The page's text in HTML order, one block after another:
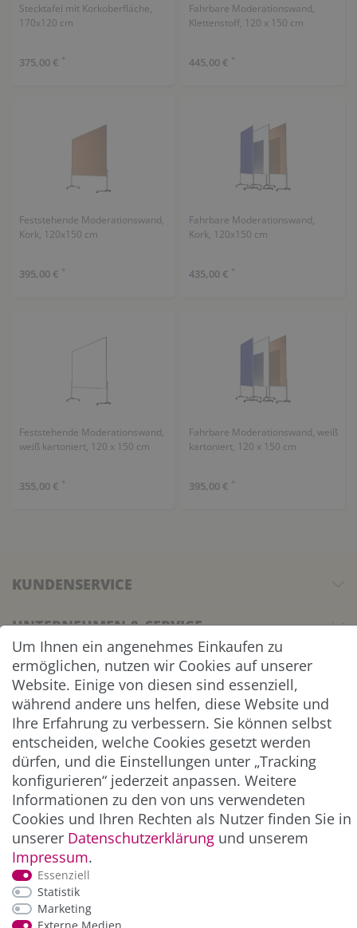
Stecktafel mit Korkoberfläche,
170x120 cm
375,00 € *
Fahrbare Moderationswand,
Klettenstoff, 120 x 150 cm
445,00 € *
Feststehende Moderationswand,
Kork, 120x150 cm
395,00 € *
Fahrbare Moderationswand,
Kork, 120x150 cm
435,00 € *
Feststehende Moderationswand,
weiß kartoniert, 120 x 150 cm
355,00 € *
Fahrbare Moderationswand, weiß
kartoniert, 120 x 150 cm
395,00 € *
KUNDENSERVICE
UNTERNEHMEN & SERVICE
INFORMATION
NEWSLETTER
ZAHLUNG & VERSAND
*Alle Preise inkl. der gesetzl. MwSt. zzgl.
Um Ihnen ein angenehmes Einkaufen zu
ermöglichen, nutzen wir Cookies auf unserer
Website. Einige von diesen sind essenziell,
während andere uns helfen, diese Website und
Ihre Erfahrung zu verbessern. Sie können selbst
entscheiden, welche Cookies gesetzt werden
dürfen, und die Einstellungen unter „Tracking
konfigurieren“ jederzeit anpassen. Weitere
Informationen zu den von uns verwendeten
Cookies und Ihren Rechten als Nutzer finden Sie in
unserer Daten­schutz­erklärung und unserem
Impressum.
Essenziell
Statistik
Marketing